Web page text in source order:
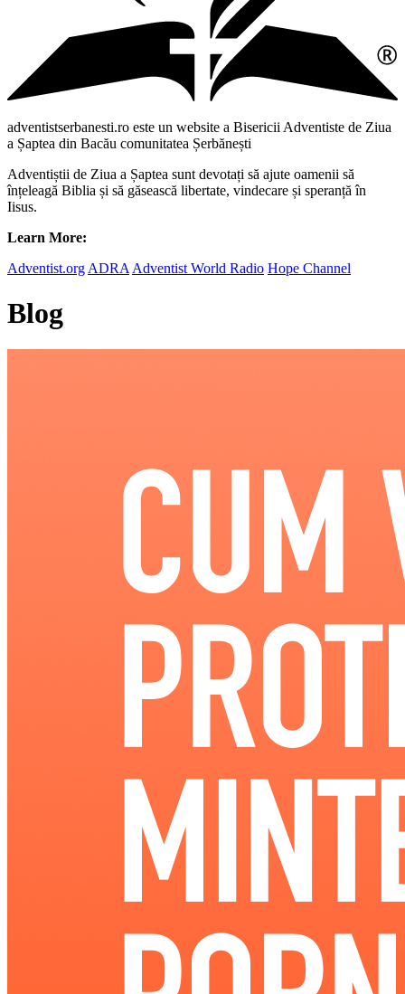
adventistserbanesti.ro este un website a Bisericii Adventiste de Ziua
a Șaptea din Bacău comunitatea Șerbănești
Adventiștii de Ziua a Șaptea sunt devotați să ajute oamenii să
înțeleagă Biblia și să găsească libertate, vindecare și speranță în
Iisus.
Learn More:
Adventist.org ADRA Adventist World Radio Hope Channel
Blog